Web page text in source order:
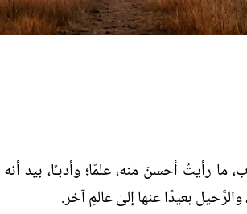
رأيتُ أحسنَ منه، علمًا؛ وأدبـًا، بيد أنه
والرَّحيل بعيدًا عنها إلىٰ عالمٍ آخر.